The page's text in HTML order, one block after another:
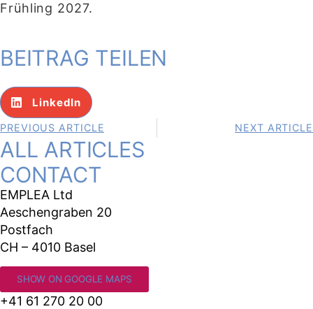
Frühling 2027.
BEITRAG TEILEN
LinkedIn
PREVIOUS ARTICLE NEXT ARTICLE
ALL ARTICLES
CONTACT
EMPLEA Ltd
Aeschengraben 20
Postfach
CH – 4010 Basel
SHOW ON GOOGLE MAPS
+41 61 270 20 00